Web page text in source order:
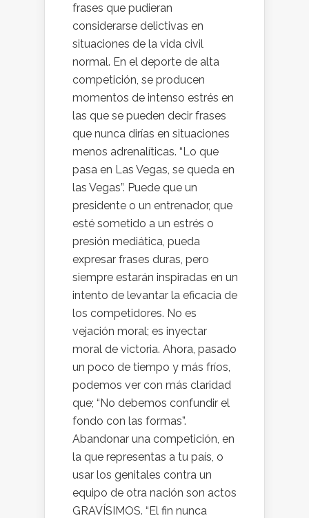
frases que pudieran
considerarse delictivas en
situaciones de la vida civil
normal. En el deporte de alta
competición, se producen
momentos de intenso estrés en
las que se pueden decir frases
que nunca dirías en situaciones
menos adrenalíticas. “Lo que
pasa en Las Vegas, se queda en
las Vegas”. Puede que un
presidente o un entrenador, que
esté sometido a un estrés o
presión mediática, pueda
expresar frases duras, pero
siempre estarán inspiradas en un
intento de levantar la eficacia de
los competidores. No es
vejación moral; es inyectar
moral de victoria. Ahora, pasado
un poco de tiempo y más fríos,
podemos ver con más claridad
que; “No debemos confundir el
fondo con las formas”.
Abandonar una competición, en
la que representas a tu país, o
usar los genitales contra un
equipo de otra nación son actos
GRAVÍSIMOS. “El fin nunca